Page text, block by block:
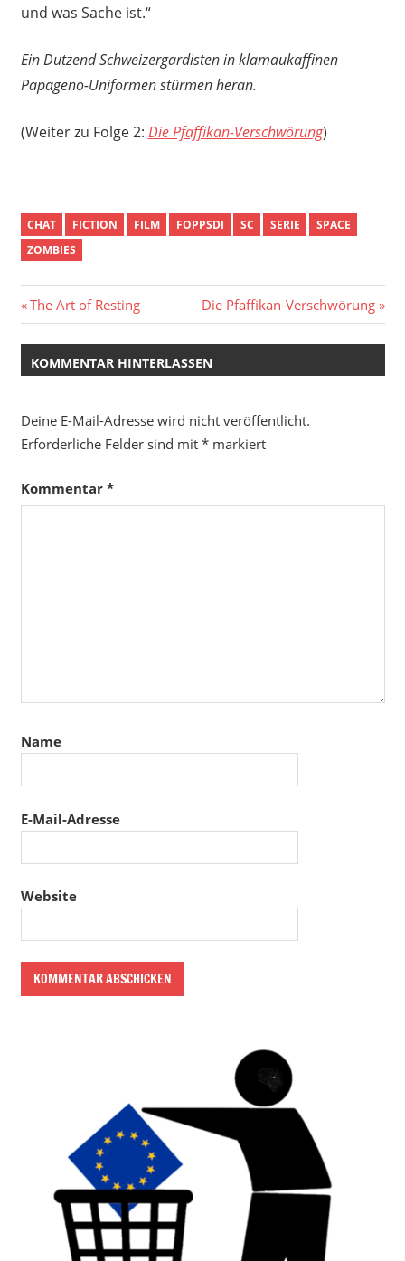
und was Sache ist.“
Ein Dutzend Schweizergardisten in klamaukaffinen
Papageno-Uniformen stürmen heran.
(Weiter zu Folge 2: Die Pfaffikan-Verschwörung)
CHAT FICTION FILM FOPPSDI SC SERIE
SPACE
ZOMBIES
Beitragsnavigation
Vorheriger
Beitrag:
The Art of Resting
Nächster
Beitrag:
Die Pfaffikan-Verschwörung
KOMMENTAR HINTERLASSEN
Deine E-Mail-Adresse wird nicht veröffentlicht.
Erforderliche Felder sind mit *markiert
Kommentar *
Name
E-Mail-Adresse
Website